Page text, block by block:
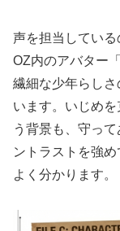
声を担当している
OZ内のアバター
繊細な少年らし
います。いじめ
う背景も、守っ
ントラストを強
よく分かります。